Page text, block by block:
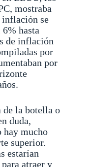
mostraba
inflación se
hasta
de inflación
por
por
de la botella o
duda,
hay mucho
superior.
estarían
atraer y